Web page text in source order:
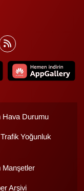
Hava Durumu
Yoğunluk
Manşetler
Arşivi